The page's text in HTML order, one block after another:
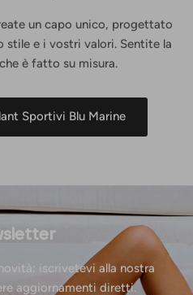
un capo unico, progettato
e i vostri valori. Sentite la
è fatto su misura.
Sportivi Blu Marine
iscrivetevi alla nostra
aggiornamenti diretti.